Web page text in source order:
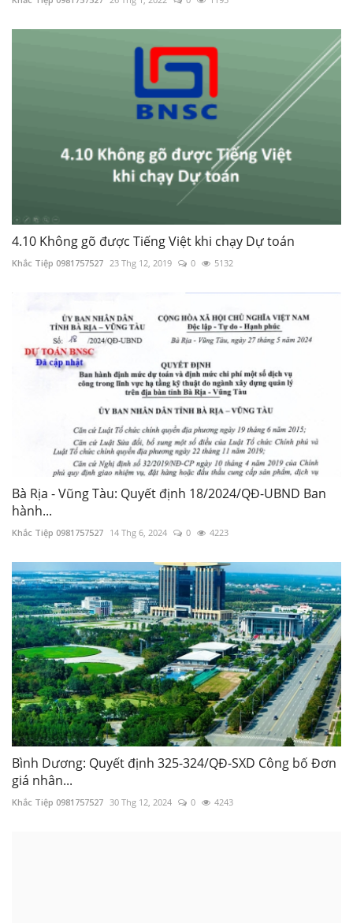
4.10 Không gõ được Tiếng Việt khi chạy Dự toán
Khắc Tiệp 0981757527 23 Thg 12, 2019 0 5132
Bà Rịa - Vũng Tàu: Quyết định 18/2024/QĐ-UBND Ban
hành...
Khắc Tiệp 0981757527 14 Thg 6, 2024 0 4223
Bình Dương: Quyết định 325-324/QĐ-SXD Công bố Đơn
giá nhân...
Khắc Tiệp 0981757527 30 Thg 12, 2024 0 4243